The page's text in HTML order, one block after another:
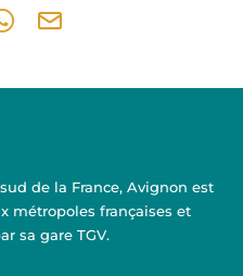
(nouvelle fenêtre)
sur X / Twitter (nouvelle
Partager sur WhatsApp
Partager par mail
de la France, Avignon est
métropoles françaises et
sa gare TGV.